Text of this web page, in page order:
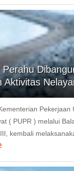
Perahu
Aktivitas
Pekerjaan
( PUPR ) melalui
kembali